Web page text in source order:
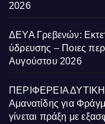
2026
ΔΕΥΑ Γρεβενών:
ύδρευσης – Ποιες
Αυγούστου 2026
ΠΕΡΙΦΕΡΕΙΑ
Αμανατίδης για
γίνεται πράξη με